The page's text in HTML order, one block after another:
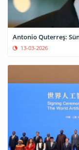
Antonio Quterreş:
13-03-2026